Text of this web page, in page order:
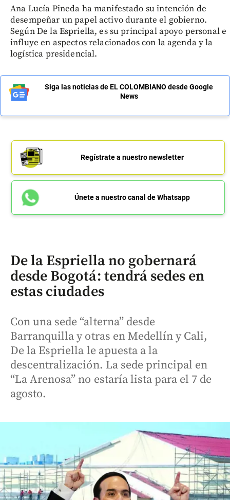
Ana Lucía Pineda ha manifestado su intención de
desempeñar un papel activo durante el gobierno.
Según De la Espriella, es su principal apoyo personal e
influye en aspectos relacionados con la agenda y la
logística presidencial.
Siga las noticias de EL COLOMBIANO desde Google
News
Regístrate a nuestro newsletter
Únete a nuestro canal de Whatsapp
De la Espriella no gobernará
desde Bogotá: tendrá sedes en
estas ciudades
Con una sede “alterna” desde
Barranquilla y otras en Medellín y Cali,
De la Espriella le apuesta a la
descentralización. La sede principal en
“La Arenosa” no estaría lista para el 7 de
agosto.